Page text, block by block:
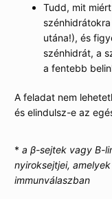
Tudd, mit
utána!), és
szénhidrát, a
a fentebb
A feladat nem
és elindulsz-e az
* a β-sejtek vagy B-
nyiroksejtjei,
immunválaszban